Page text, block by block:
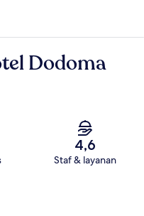
Dodoma
4,6
Staf & layanan